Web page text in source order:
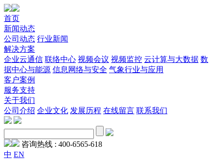
首页
新闻动态
公司动态 行业新闻
解决方案
企业云通信 联络中心 视频会议 视频监控 云计算与大数据 数
据中心与能源 信息网络与安全 气象行业与应用
客户案例
服务支持
关于我们
公司介绍 企业文化 发展历程 在线留言 联系我们
咨询热线 : 400-6565-618
中 EN